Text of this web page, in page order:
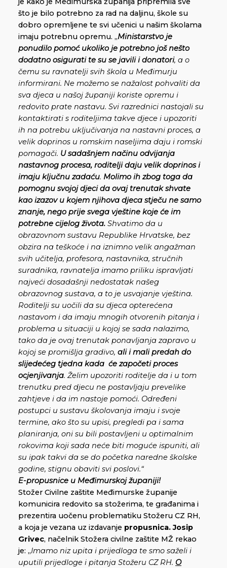
što je bilo potrebno za rad na daljinu, škole su
dobro opremljene te svi učenici u našim školama
imaju potrebnu opremu. „Ministarstvo je
ponudilo pomoć ukoliko je potrebno još nešto
dodatno osigurati te su se javili i donatori, a o
čemu su ravnatelji svih škola u Međimurju
informirani. Ne možemo se nažalost pohvaliti da
sva djeca u našoj županiji koriste opremu i
redovito prate nastavu. Svi razrednici nastojali su
kontaktirati s roditeljima takve djece i upozoriti
ih na potrebu uključivanja na nastavni proces, a
velik doprinos u romskim naseljima daju i romski
pomagači. U sadašnjem načinu odvijanja
nastavnog procesa, roditelji daju velik doprinos i
imaju ključnu zadaću. Molimo ih zbog toga da
pomognu svojoj djeci da ovaj trenutak shvate
kao izazov u kojem njihova djeca stječu ne samo
znanje, nego prije svega vještine koje će im
potrebne cijelog života. Shvatimo da u
obrazovnom sustavu Republike Hrvatske, bez
obzira na teškoće i na iznimno velik angažman
svih učitelja, profesora, nastavnika, stručnih
suradnika, ravnatelja imamo priliku ispravljati
najveći dosadašnji nedostatak našeg
obrazovnog sustava, a to je usvajanje vještina.
Roditelji su uočili da su djeca opterećena
nastavom i da imaju mnogih otvorenih pitanja i
problema u situaciji u kojoj se sada nalazimo,
tako da je ovaj trenutak ponavljanja zapravo u
kojoj se promišlja gradivo, ali i mali predah do
slijedećeg tjedna kada će započeti proces
ocjenjivanja. Želim upozoriti roditelje da i u tom
trenutku pred djecu ne postavljaju prevelike
zahtjeve i da im nastoje pomoći. Određeni
postupci u sustavu školovanja imaju i svoje
termine, ako što su upisi, pregledi pa i sama
planiranja, oni su bili postavljeni u optimalnim
rokovima koji sada neće biti moguće ispuniti, ali
su ipak takvi da se do početka naredne školske
godine, stignu obaviti svi poslovi.“
E-propusnice u Međimurskoj županiji!
Stožer Civilne zaštite Međimurske županije
komunicira redovito sa stožerima, te građanima i
prezentira uočenu problematiku Stožeru CZ RH,
a koja je vezana uz izdavanje propusnica. Josip
Grivec, načelnik Stožera civilne zaštite MŽ rekao
je: „Imamo niz upita i prijedloga te smo saželi i
uputili prijedloge i pitanja Stožeru CZ RH. O